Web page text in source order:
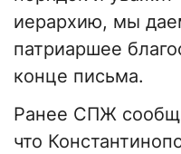
иерархию, мы
патриаршее
конце письма.
Ранее СПЖ
что